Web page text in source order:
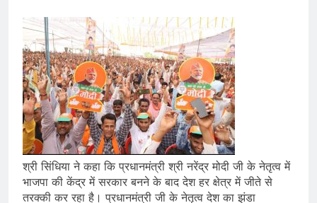
श्री सिंधिया ने कहा कि प्रधानमंत्री श्री नरेंद्र मोदी जी के नेतृत्व में
भाजपा की केंद्र में सरकार बनने के बाद देश हर क्षेत्र में जीते से
तरक्की कर रहा है। प्रधानमंत्री जी के नेतृत्व देश का झंडा